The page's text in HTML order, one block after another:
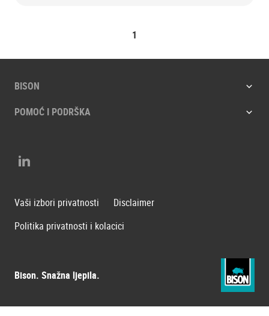
1
BISON
POMOĆ I PODRŠKA
Bison. Snažna ljepila.
LinkedIn
Vaši izbori privatnosti
Disclaimer
Politika privatnosti i kolacici